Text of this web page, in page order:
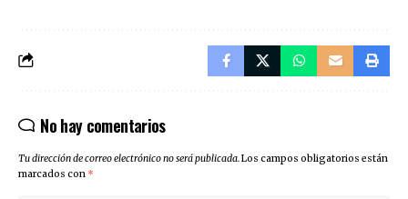
No hay comentarios
Tu dirección de correo electrónico no será publicada.Los campos obligatorios están
marcados con *